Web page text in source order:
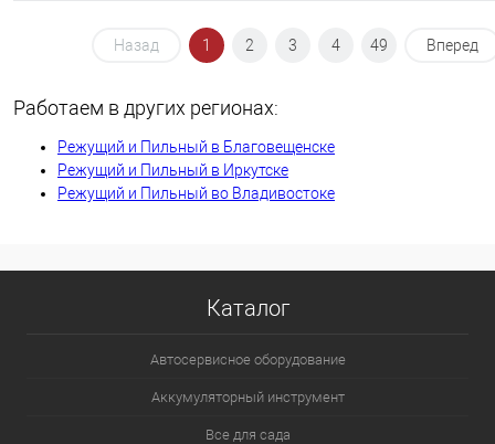
Назад 1 2 3 4 49 Вперед
Работаем в других регионах:
Режущий и Пильный в Благовещенске
Режущий и Пильный в Иркутске
Режущий и Пильный во Владивостоке
Каталог
Автосервисное оборудование
Аккумуляторный инструмент
Все для сада